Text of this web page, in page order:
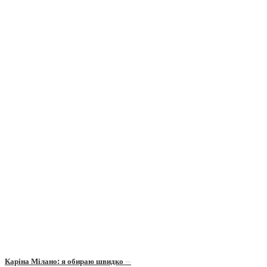
Каріна Мілано: я обираю швидко —